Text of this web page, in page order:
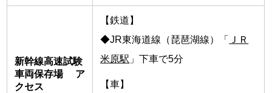
新幹線高速試験
車両保存場 ア
クセス
【鉄道】
◆JR東海道線（琵琶湖線）「
ＪＲ
米原駅 」下車で5分
【車】